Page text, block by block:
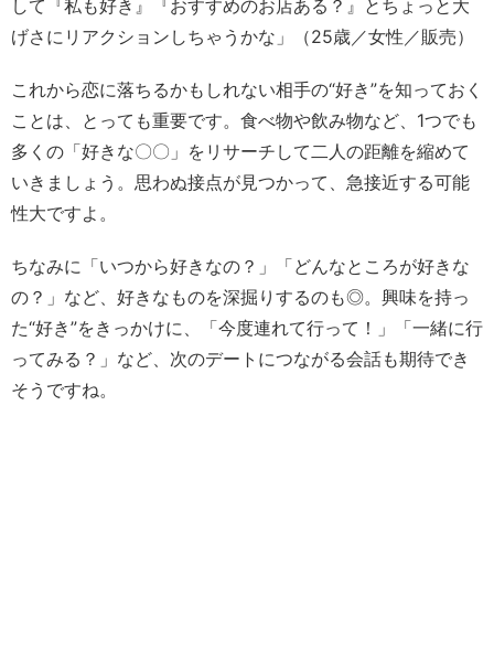
して『私も好き』『おすすめのお店ある？』とちょっと大
げさにリアクションしちゃうかな」（25歳／女性／販売）
これから恋に落ちるかもしれない相手の“好き”を知っておく
ことは、とっても重要です。食べ物や飲み物など、1つでも
多くの「好きな〇〇」をリサーチして二人の距離を縮めて
いきましょう。思わぬ接点が見つかって、急接近する可能
性大ですよ。
ちなみに「いつから好きなの？」「どんなところが好きな
の？」など、好きなものを深掘りするのも◎。興味を持っ
た“好き”をきっかけに、「今度連れて行って！」「一緒に行
ってみる？」など、次のデートにつながる会話も期待でき
そうですね。